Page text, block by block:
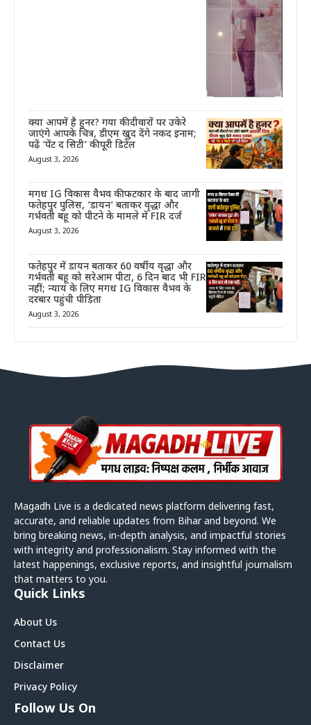
क्या आपमें है हुनर? गया की दीवारों पर उकेरे
जाएंगे आपके चित्र, डीएम खुद देंगे नकद इनाम;
पढ़ें ‘पेंट द सिटी’ की पूरी डिटेल
August 3, 2026
मगध IG विकास वैभव की फटकार के बाद जागी
फतेहपुर पुलिस, ‘डायन’ बताकर वृद्धा और
गर्भवती बहू को पीटने के मामले में FIR दर्ज
August 3, 2026
फतेहपुर में डायन बताकर 60 वर्षीय वृद्धा और
गर्भवती बहू को सरेआम पीटा, 6 दिन बाद भी FIR
नहीं; न्याय के लिए मगध IG विकास वैभव के
दरबार पहुंची पीड़िता
August 3, 2026
Magadh Live is a dedicated news platform delivering fast,
accurate, and reliable updates from Bihar and beyond. We
bring breaking news, in-depth analysis, and impactful stories
with integrity and professionalism. Stay informed with the
latest happenings, exclusive reports, and insightful journalism
that matters to you.
Quick Links
About Us
Contact Us
Disclaimer
Privacy Policy
Follow Us On